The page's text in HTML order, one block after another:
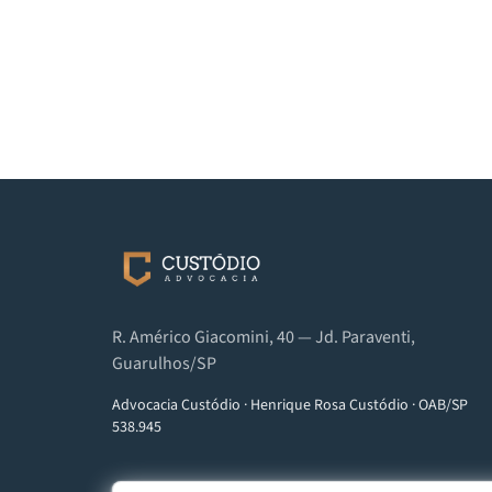
R. Américo Giacomini, 40 — Jd. Paraventi,
Guarulhos/SP
Advocacia Custódio · Henrique Rosa Custódio ·OAB/SP
538.945